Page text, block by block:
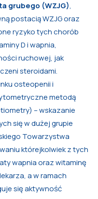
grubego (WZJG),
postacią WZJG oraz
ryzyko tych chorób
D i wapnia,
ruchowej, jak
steroidami.
osteopenii i
metodą
– wskazanie
się w dużej grupie
Towarzystwa
którejkolwiek z tych
wapnia oraz witaminę
a w ramach
się aktywność